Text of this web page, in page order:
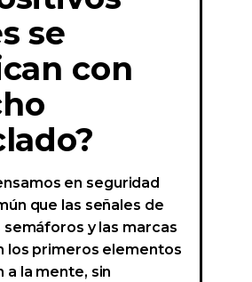
se
con
en seguridad
que las señales de
y las marcas
los primeros elementos
a la mente, sin